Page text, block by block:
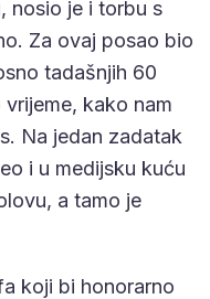
nosio je i torbu s
Za ovaj posao bio
tadašnjih 60
kako nam
Na jedan zadatak
i u medijsku kuću
a tamo je
koji bi honorarno